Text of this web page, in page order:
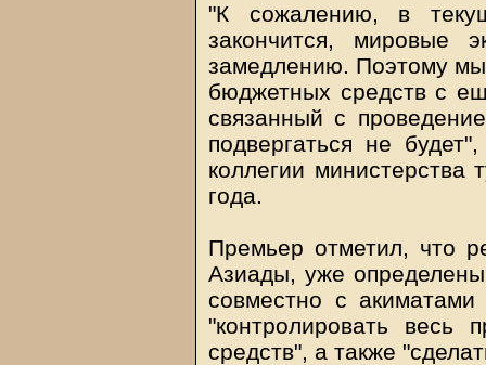
"К сожалению, в
закончится, мировые
замедлению. Поэтому
бюджетных средств с
связанный с
подвергаться не
коллегии министерства
года.
Премьер отметил, что
Азиады, уже
совместно с
"контролировать весь
средств", а также